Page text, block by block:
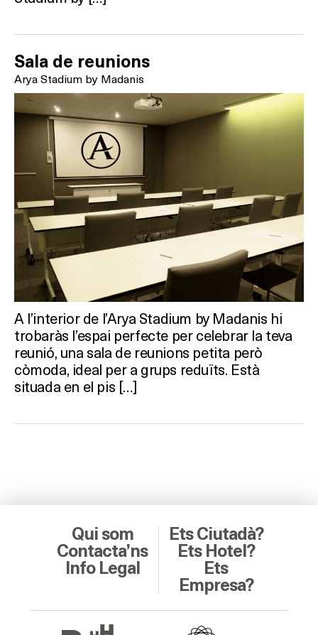
Sala de reunions
Arya Stadium by Madanis
A l’interior de l’Arya Stadium by Madanis hi
trobaràs l’espai perfecte per celebrar la teva
reunió, una sala de reunions petita però
còmoda, ideal per a grups reduïts. Està
situada en el pis […]
Qui som
Contacta’ns
Info Legal
Ets Ciutadà?
Ets Hotel?
Ets
Empresa?